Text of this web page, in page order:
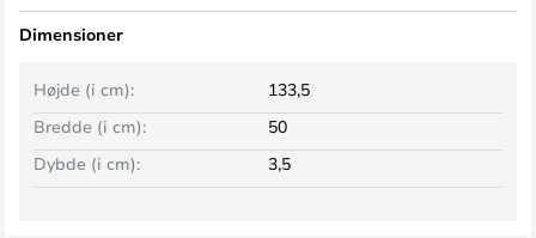
Dimensioner
Bredde (i cm): 50
Højde (i cm): 133,5
Dybde (i cm): 3,5